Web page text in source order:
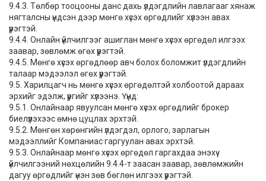
9.4.3. Төлбөр тооцооны данс дахь үлдэгдлийн лавлагааг хянаж
нягталсны үндсэн дээр мөнгө хүсэх өргөдлийг хүлээн авах
үүрэгтэй.
9.4.4. Онлайн үйлчилгээг ашиглан мөнгө хүсэх өргөдөл илгээх
заавар, зөвлөмж өгөх үүрэгтэй.
9.4.5. Мөнгө хүсэх өргөдлөөр авч болох боломжит үлдэгдлийн
талаар мэдээлэл өгөх үүрэгтэй.
9.5. Харилцагч нь мөнгө хүсэх өргөдөлтэй холбоотой дараах
эрхийг эдэлж, үүргийг хүлээнэ. Үүнд:
9.5.1. Онлайнаар явуулсан мөнгө хүсэх өргөдлийг брокер
биелүүлэхээс өмнө цуцлах эрхтэй.
9.5.2. Мөнгөн хөрөнгийн үлдэгдэл, орлого, зарлагын
мэдээллийг Компаниас гаргуулан авах эрхтэй.
9.5.3. Онлайнаар мөнгө хүсэх өргөдөл гаргахдаа энэхүү
үйлчилгээний нөхцөлийн 9.4.4-т заасан заавар, зөвлөмжийн
дагуу өргөдлийг үнэн зөв бөглөн илгээх үүрэгтэй.